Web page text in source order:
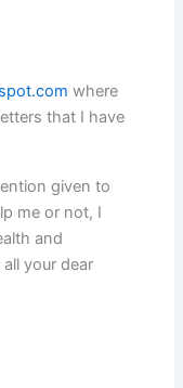
where
that I have
given to
me or not, I
and
your dear